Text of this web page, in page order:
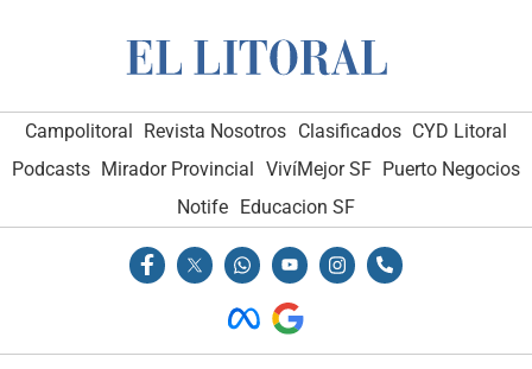
Campolitoral Revista Nosotros Clasificados CYD Litoral
Podcasts Mirador Provincial VivíMejor SF Puerto Negocios
Notife Educacion SF